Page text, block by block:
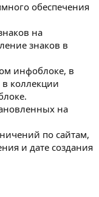
обеспечения
на
знаков в
инфоблоке, в
коллекции
на
по сайтам,
и дате создания